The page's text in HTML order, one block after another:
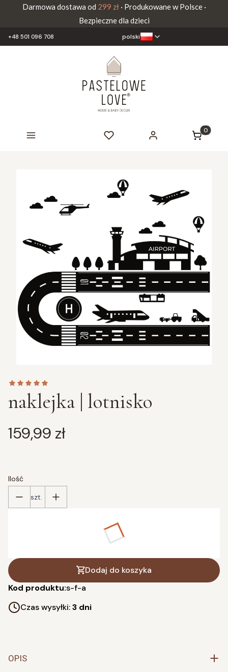
Darmowa dostawa od 299 zł· Produkowane w Polsce ·
Bezpieczne dla dzieci
+48 501 096 708 polski
Produkty
naklejka | lotnisko
Cena
159,99 zł
Ilość
szt.
Dodaj do koszyka
Kod produktu:s-f-a
Czas wysyłki:3 dni
OPIS